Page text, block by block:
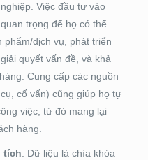
Việc đầu tư vào
trọng để họ có thể
phẩm/dịch vụ, phát triển
quyết vấn đề, và khả
Cung cấp các nguồn
cố vấn) cũng giúp họ tự
việc, từ đó mang lại
hàng.
tích: Dữ liệu là chìa khóa